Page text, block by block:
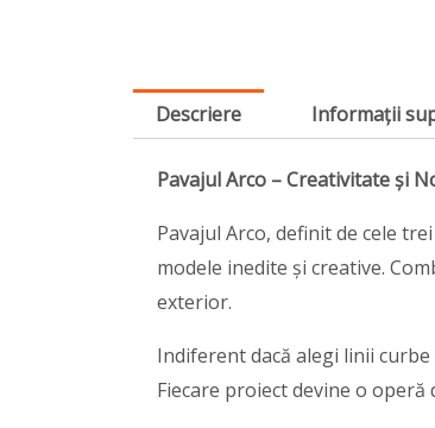
Descriere Informații
Pavajul Arco – Creativitate și
Pavajul Arco, definit de cele
modele inedite și creative.
exterior.
Indiferent dacă alegi linii
Fiecare proiect devine o